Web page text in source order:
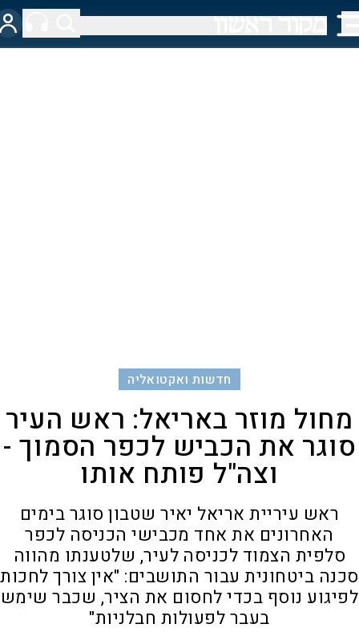
חדשות ואקטואליה
מחול מוזר באריאל: ראש העיר
סוגר את הכביש לכפר הסמוך -
וצה"ל פותח אותו
ראש עיריית אריאל יאיר שטבון סוגר בימים
האחרונים את אחד מכבישי הכניסה לכפר
סלפית הצמוד לכניסה לעיר, שלטענתו מהווה
סכנה ביטחונית עבור התושבים: "אין צורך לחכות
לפיגוע נוסף בכדי לחסום את הציר, שכבר שימש
בעבר לפעולות חבלניות"